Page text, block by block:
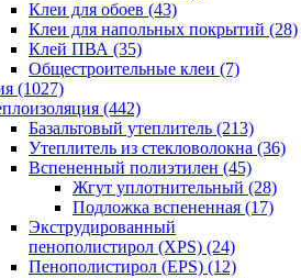
Клеи для обоев (43)
Клеи для напольных покрытий (28)
Клей ПВА (35)
Общестроительные клеи (7)
(1027)
(442)
Базальтовый утеплитель (213)
Утеплитель из стекловолокна (36)
Вспененный полиэтилен (45)
Жгут уплотнительный (28)
Подложка вспененная (17)
Экструдированный
пенополистирол (XPS) (24)
Пенополистирол (EPS) (12)